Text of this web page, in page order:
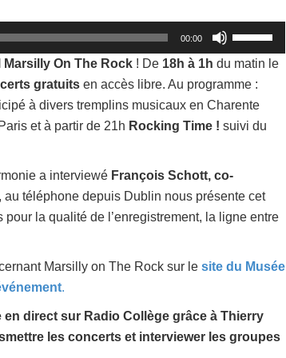
00:00
les
flèches
pour
augmenter
ou
Marsilly On The Rock ! De 18h à 1h du matin le
gratuits en accès libre. Au programme :
à divers tremplins musicaux en Charente
et à partir de 21h Rocking Time ! suivi du
a interviewé François Schott, co-
au téléphone depuis Dublin nous présente cet
la qualité de l’enregistrement, la ligne entre
Marsilly on The Rock sur le site du Musée
.
direct sur Radio Collège grâce à Thierry
les concerts et interviewer les groupes